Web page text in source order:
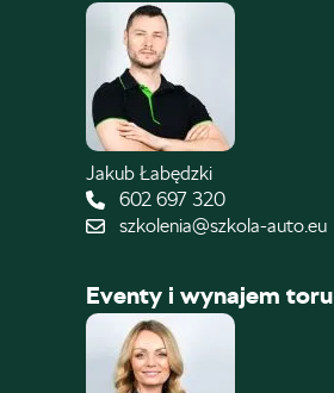
Jakub Łabędzki
602 697 320
szkolenia@szkola-auto.eu
Eventy i wynajem toru